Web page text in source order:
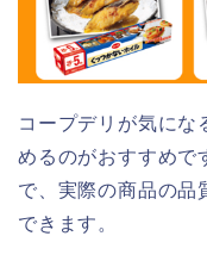
コープデリが気にな
めるのがおすすめで
で、実際の商品の品
できます。